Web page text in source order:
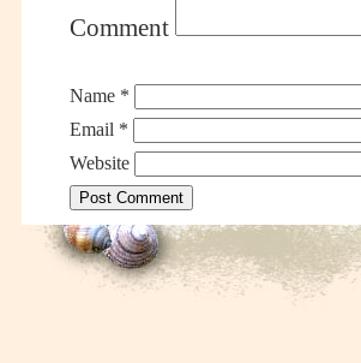
Comment
Name *
Email *
Website